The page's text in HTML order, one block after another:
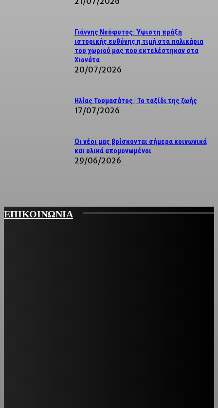
Γιάννης Νεόφυτος: Ύψιστη πράξη
ιστορικής ευθύνης η τιμή στα παλικάρια
του χωριού μας που εκτελέστηκαν στα
Χιονάτα
20/07/2026
Ηλίας Τουμασάτος | Το ταξίδι της ζωής
17/07/2026
Οι νέοι μας βρίσκονται σήμερα κοινωνικά
και υλικά απομονωμένοι
29/06/2026
ΕΠΙΚΟΙΝΩΝΙΑ